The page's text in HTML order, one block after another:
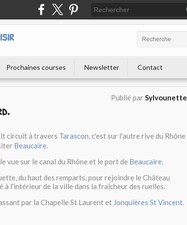
Prochaines courses Newsletter Contact
Publié parSylvounette
circuit à travers Tarascon, c'est sur l'autre rive du Rhône
Beaucaire.
vue sur le canal du Rhône et le port de Beaucaire.
du haut des remparts, pour rejoindre le Château
à l'intérieur de la ville dans la fraîcheur des ruelles.
par la Chapelle St Laurent et Jonquières St Vincent.